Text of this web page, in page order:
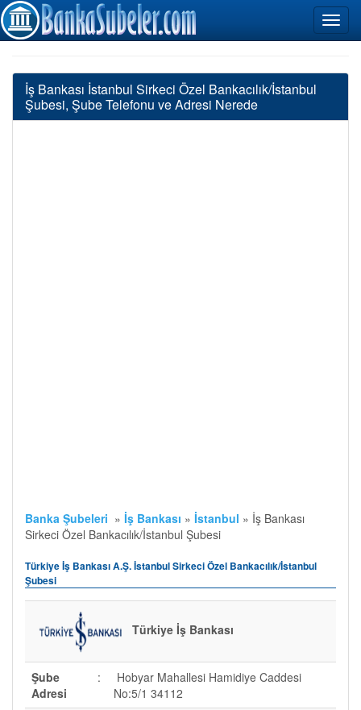
İş Bankası İstanbul Sirkeci Özel Bankacılık/İstanbul
Şubesi, Şube Telefonu ve Adresi Nerede
Banka Şubeleri » İş Bankası » İstanbul » İş Bankası
Sirkeci Özel Bankacılık/İstanbul Şubesi
Türkiye İş Bankası A.Ş. İstanbul Sirkeci Özel Bankacılık/İstanbul
Şubesi
Türkiye İş Bankası
Şube
Adresi
:
Hobyar Mahallesi Hamidiye Caddesi
No:5/1 34112